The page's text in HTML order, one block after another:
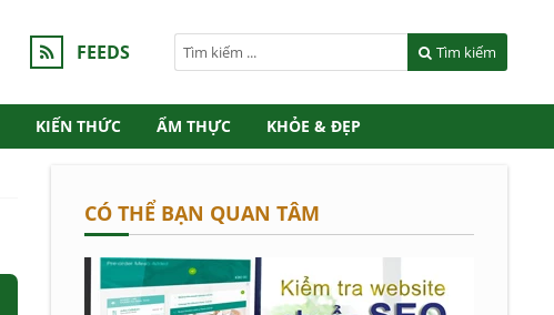
FEEDS Tìm kiếm
KIẾN THỨC ẨM THỰC KHỎE & ĐẸP
CÓ THỂ BẠN QUAN TÂM